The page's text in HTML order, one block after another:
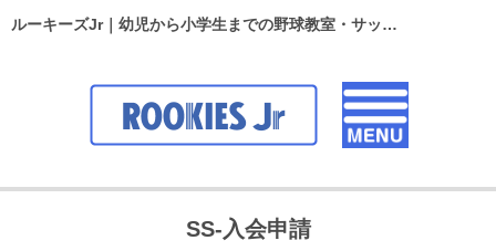
ルーキーズJr｜幼児から小学生までの野球教室・サッカースクール
SS-入会申請